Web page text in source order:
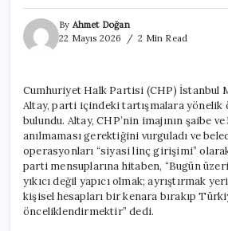
By Ahmet Doğan
22 Mayıs 2026
2 Min Read
Cumhuriyet Halk Partisi (CHP) İstanbul
Altay, parti içindeki tartışmalara yönelik
bulundu. Altay, CHP’nin imajının şaibe
anılmaması gerektiğini vurguladı ve
operasyonları “siyasi linç girişimi”
parti mensuplarına hitaben, “Bugün
yıkıcı değil yapıcı olmak; ayrıştırmak
kişisel hesapları bir kenara bırakıp
önceliklendirmektir” dedi.